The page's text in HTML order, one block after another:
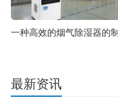
最新资讯